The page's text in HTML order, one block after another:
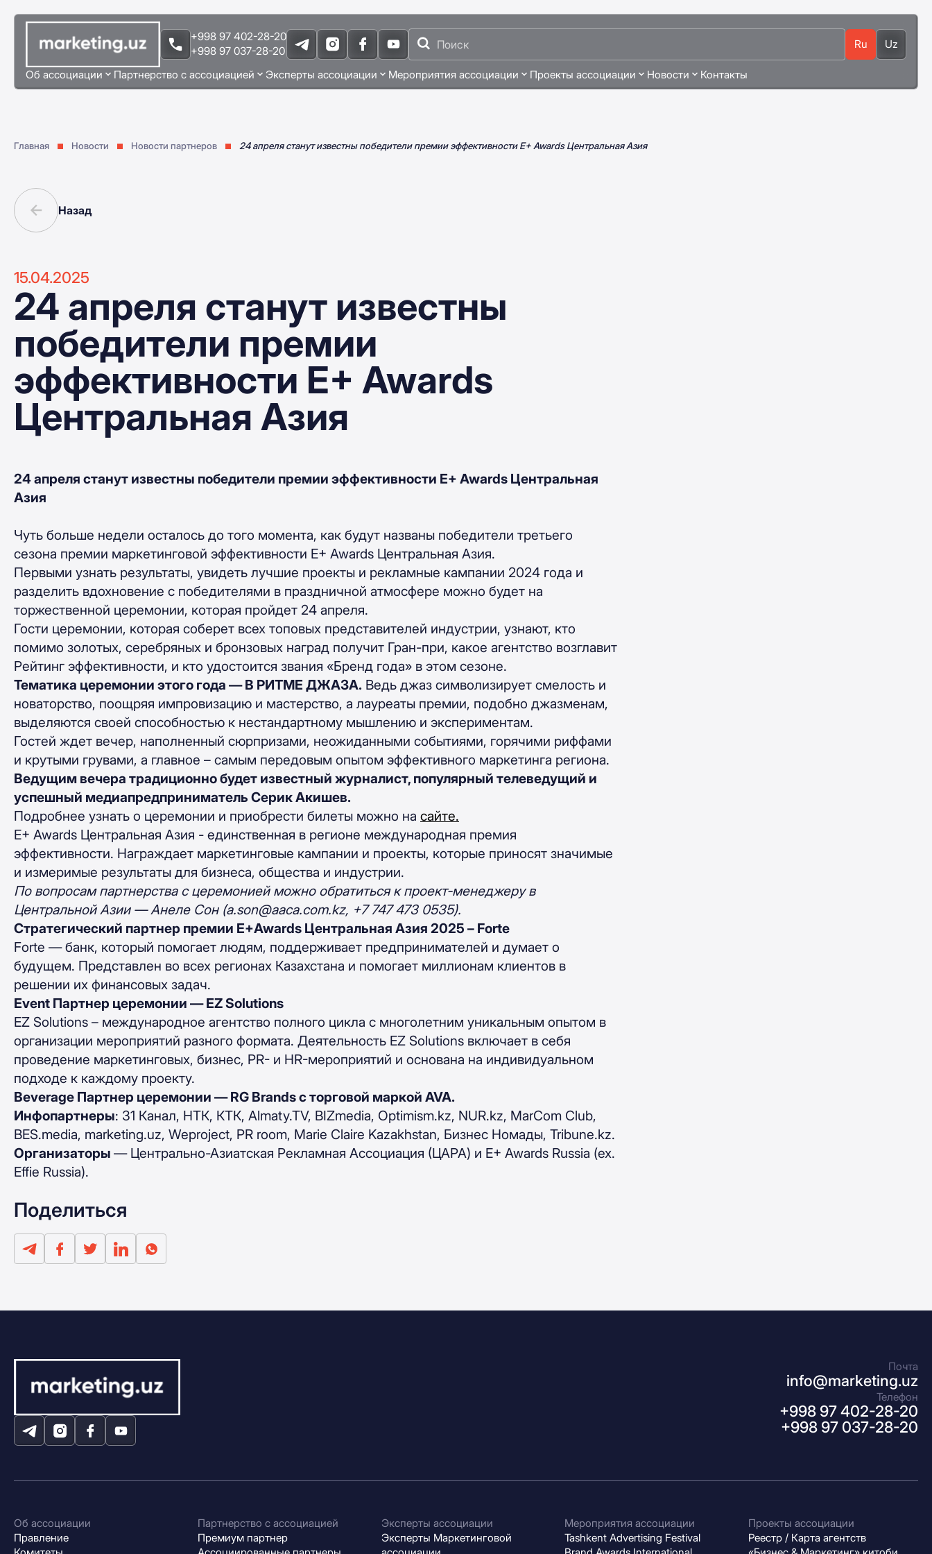
+998 97 402-28-20
+998 97 037-28-20
Ru Uz
Об ассоциации Партнерство с ассоциацией Эксперты ассоциации Мероприятия ассоциации Проекты ассоциации Новости Контакты
Главная Новости Новости партнеров 24 апреля станут известны победители премии эффективности E+ Awards Центральная Азия
Назад
15.04.2025
24 апреля станут известны
победители премии
эффективности E+ Awards
Центральная Азия
24 апреля станут известны победители премии эффективности E+ Awards Центральная
Азия
Чуть больше недели осталось до того момента, как будут названы победители третьего
сезона премии маркетинговой эффективности E+ Awards Центральная Азия.
Первыми узнать результаты, увидеть лучшие проекты и рекламные кампании 2024 года и
разделить вдохновение с победителями в праздничной атмосфере можно будет на
торжественной церемонии, которая пройдет 24 апреля.
Гости церемонии, которая соберет всех топовых представителей индустрии, узнают, кто
помимо золотых, серебряных и бронзовых наград получит Гран-при, какое агентство возглавит
Рейтинг эффективности, и кто удостоится звания «Бренд года» в этом сезоне.
Тематика церемонии этого года — В РИТМЕ ДЖАЗА. Ведь джаз символизирует смелость и
новаторство, поощряя импровизацию и мастерство, а лауреаты премии, подобно джазменам,
выделяются своей способностью к нестандартному мышлению и экспериментам.
Гостей ждет вечер, наполненный сюрпризами, неожиданными событиями, горячими риффами
и крутыми грувами, а главное – самым передовым опытом эффективного маркетинга региона.
Ведущим вечера традиционно будет известный журналист, популярный телеведущий и
успешный медиапредприниматель Серик Акишев.
Подробнее узнать о церемонии и приобрести билеты можно на сайте.
Е+ Awards Центральная Азия - единственная в регионе международная премия
эффективности. Награждает маркетинговые кампании и проекты, которые приносят значимые
и измеримые результаты для бизнеса, общества и индустрии.
По вопросам партнерства с церемонией можно обратиться к проект-менеджеру в
Центральной Азии — Анеле Сон (a.son@aaca.com.kz, +7 747 473 0535).
Стратегический партнер премии Е+Awards Центральная Азия 2025 – Forte
Forte — банк, который помогает людям, поддерживает предпринимателей и думает о
будущем. Представлен во всех регионах Казахстана и помогает миллионам клиентов в
решении их финансовых задач.
Event Партнер церемонии — EZ Solutions
EZ Solutions – международное агентство полного цикла с многолетним уникальным опытом в
организации мероприятий разного формата. Деятельность EZ Solutions включает в себя
проведение маркетинговых, бизнес, PR- и HR-мероприятий и основана на индивидуальном
подходе к каждому проекту.
Beverage Партнер церемонии — RG Brands с торговой маркой AVA.
Инфопартнеры: 31 Канал, НТК, КТК, Almaty.TV, BIZmedia, Optimism.kz, NUR.kz, MarCom Club,
BES.media, marketing.uz, Weproject, PR room, Marie Claire Kazakhstan, Бизнес Номады, Tribune.kz.
Организаторы — Центрально-Азиатская Рекламная Ассоциация (ЦАРА) и E+ Awards Russia (ex.
Effie Russia).
Поделиться
Почта
info@marketing.uz
Телефон
+998 97 402-28-20
+998 97 037-28-20
Об ассоциации
Правление
Партнерство с ассоциацией
Премиум партнер
Эксперты ассоциации
Эксперты Маркетинговой
Мероприятия ассоциации
Tashkent Advertising Festival
Проекты ассоциации
Реестр / Карта агентств